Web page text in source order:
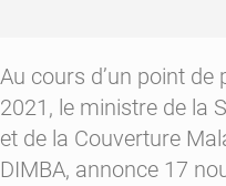
Au cours d’un point
2021, le ministre de la
et de la Couverture
DIMBA, annonce 17